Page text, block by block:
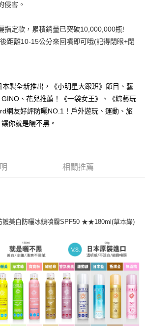
含以上)免運費
侵害。
指定款，累積銷量已突破10,000,000瓶!
距離10-15公分來回噴即可哦(記得閉眼+閉
製全新推出，《小明星大跟班》節目、藝
、花兒推薦！《一袋女王》、《綜藝玩
網友好評防曬NO.1！戶外遊玩、運動、旅
你就是曬不黑。
相關推薦
護美白防曬冰鎮噴霧SPF50 ★★180ml(草本綠)